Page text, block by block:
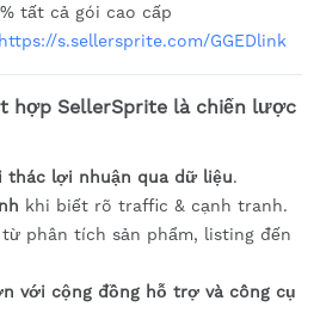
tất cả gói cao cấp
https://s.sellersprite.com/GGEDlink
hợp SellerSprite là chiến lược
thác lợi nhuận qua dữ liệu.
khi biết rõ traffic & cạnh tranh.
từ phân tích sản phẩm, listing đến
với cộng đồng hỗ trợ và công cụ